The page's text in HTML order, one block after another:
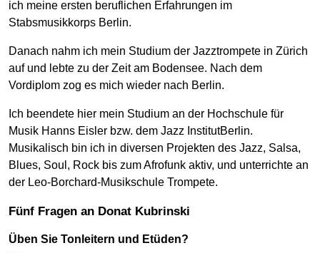
ich meine ersten beruflichen Erfahrungen im
Stabsmusikkorps Berlin.
Danach nahm ich mein Studium der Jazztrompete in Zürich
auf und lebte zu der Zeit am Bodensee. Nach dem
Vordiplom zog es mich wieder nach Berlin.
Ich beendete hier mein Studium an der Hochschule für
Musik Hanns Eisler bzw. dem Jazz InstitutBerlin.
Musikalisch bin ich in diversen Projekten des Jazz, Salsa,
Blues, Soul, Rock bis zum Afrofunk aktiv, und unterrichte an
der Leo-Borchard-Musikschule Trompete.
Fünf Fragen an Donat Kubrinski
Üben Sie Tonleitern und Etüden?